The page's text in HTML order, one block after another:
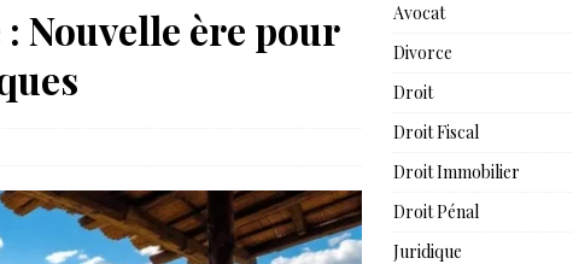
: Nouvelle ère pour
Avocat
Divorce
Droit
Droit Fiscal
Droit Immobilier
Droit Pénal
Juridique